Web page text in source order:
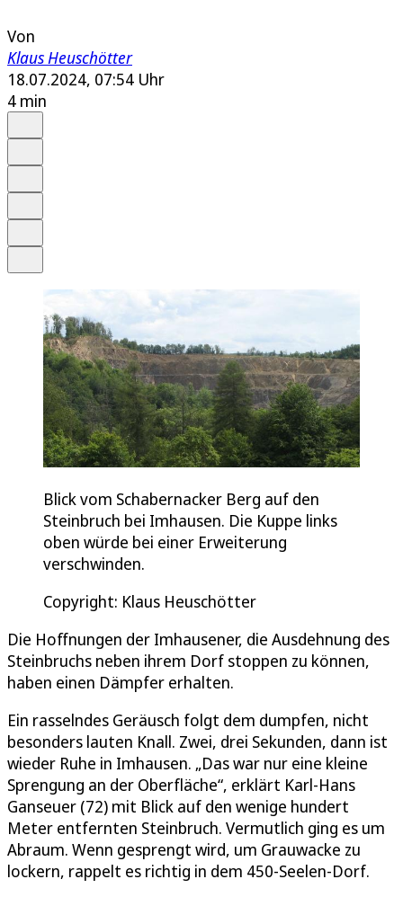
Von
Klaus Heuschötter
18.07.2024, 07:54 Uhr
4 min
Blick vom Schabernacker Berg auf den
Steinbruch bei Imhausen. Die Kuppe links
oben würde bei einer Erweiterung
verschwinden.
Copyright: Klaus Heuschötter
Die Hoffnungen der Imhausener, die Ausdehnung des
Steinbruchs neben ihrem Dorf stoppen zu können,
haben einen Dämpfer erhalten.
Ein rasselndes Geräusch folgt dem dumpfen, nicht
besonders lauten Knall. Zwei, drei Sekunden, dann ist
wieder Ruhe in Imhausen. „Das war nur eine kleine
Sprengung an der Oberfläche“, erklärt Karl-Hans
Ganseuer (72) mit Blick auf den wenige hundert
Meter entfernten Steinbruch. Vermutlich ging es um
Abraum. Wenn gesprengt wird, um Grauwacke zu
lockern, rappelt es richtig in dem 450-Seelen-Dorf.